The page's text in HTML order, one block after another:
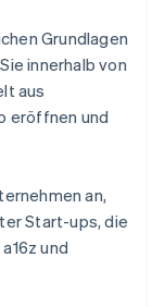
Grundlagen
innerhalb von
aus
eröffnen und
an,
Start-ups, die
und